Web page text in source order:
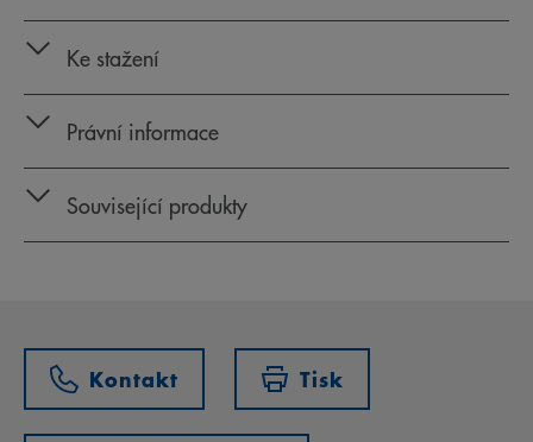
Ke stažení
Právní informace
Související produkty
Kontakt Tisk